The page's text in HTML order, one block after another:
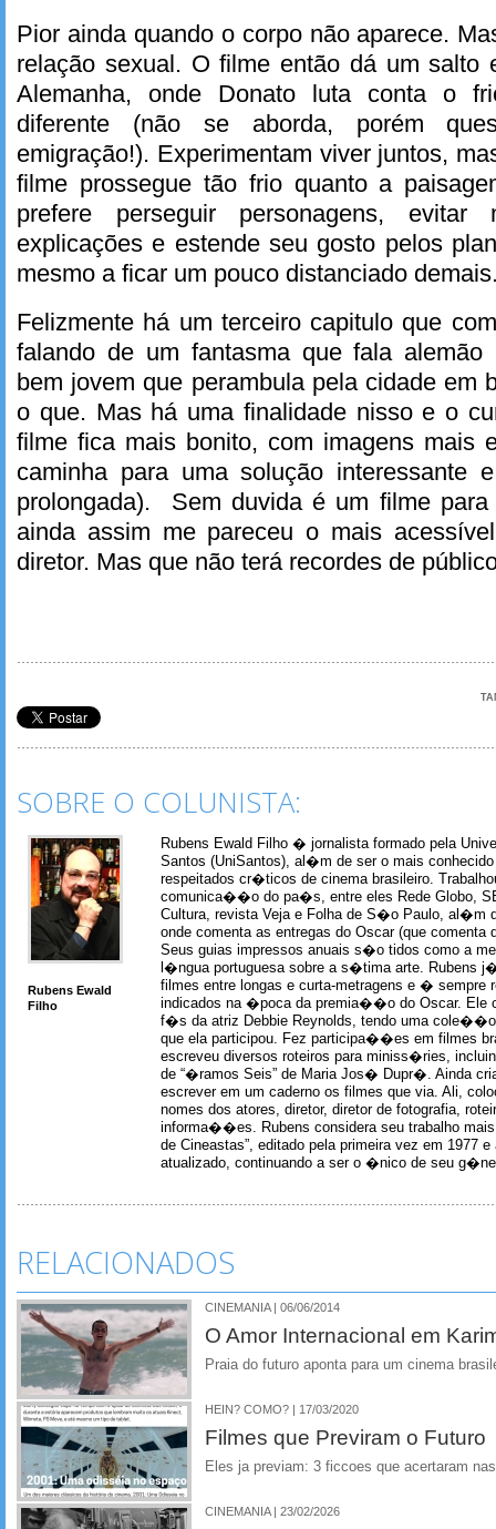
Pior ainda quando o corpo não aparece.
relação sexual. O filme então dá um salto
Alemanha, onde Donato luta conta o
diferente (não se aborda, porém
emigração!). Experimentam viver juntos,
filme prossegue tão frio quanto a
prefere perseguir personagens, evitar
explicações e estende seu gosto pelos
mesmo a ficar um pouco distanciado
Felizmente há um terceiro capitulo que
falando de um fantasma que fala alemão
bem jovem que perambula pela cidade em
o que. Mas há uma finalidade nisso e o
filme fica mais bonito, com imagens mais
caminha para uma solução interessante
prolongada). Sem duvida é um filme
ainda assim me pareceu o mais
diretor. Mas que não terá recordes de
SOBRE O COLUNISTA:
Rubens Ewald
Filho
Rubens Ewald Filho � jornalista formado pela
Santos (UniSantos), al�m de ser o mais
respeitados cr�ticos de cinema brasileiro.
comunica��o do pa�s, entre eles Rede Globo,
Cultura, revista Veja e Folha de S�o Paulo, al�m
onde comenta as entregas do Oscar (que comenta
Seus guias impressos anuais s�o tidos como a
l�ngua portuguesa sobre a s�tima arte. Rubens
filmes entre longas e curta-metragens e � sempre
indicados na �poca da premia��o do Oscar. Ele
f�s da atriz Debbie Reynolds, tendo uma
que ela participou. Fez participa��es em filmes
escreveu diversos roteiros para miniss�ries,
de “�ramos Seis” de Maria Jos� Dupr�. Ainda
escrever em um caderno os filmes que via. Ali,
nomes dos atores, diretor, diretor de fotografia,
informa��es. Rubens considera seu trabalho
de Cineastas”, editado pela primeira vez em 1977 e
atualizado, continuando a ser o �nico de seu
RELACIONADOS
CINEMANIA | 06/06/2014
O Amor Internacional em
Praia do futuro aponta para um cinema
HEIN? COMO? | 17/03/2020
Filmes que Previram o Futuro
Eles ja previam: 3 ficcoes que acertaram
CINEMANIA | 23/02/2026